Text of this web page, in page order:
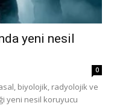
yeni nesil
0
biyolojik, radyolojik ve
yeni nesil koruyucu